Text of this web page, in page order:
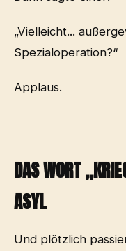
„Vielleicht...
Spezialoperation?“
Applaus.
DAS WORT
ASYL
Und plötzlich